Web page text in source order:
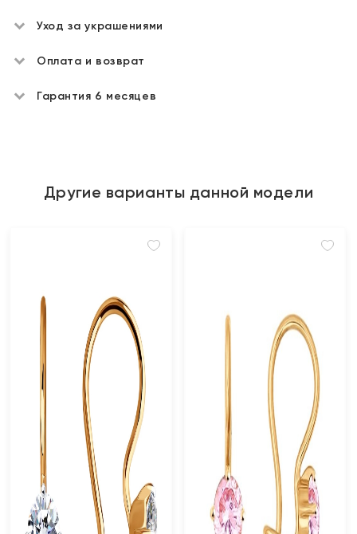
Уход за украшениями
Оплата и возврат
Гарантия 6 месяцев
Другие варианты данной модели